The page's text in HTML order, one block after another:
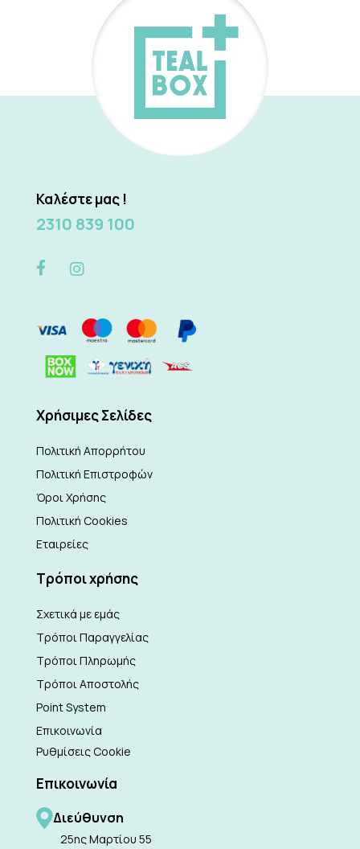
Καλέστε μας !
2310 839 100
Xρήσιμες Σελίδες
Πολιτική Απορρήτου
Πολιτική Επιστροφών
Όροι Χρήσης
Πολιτική Cookies
Εταιρείες
Τρόποι χρήσης
Σχετικά με εμάς
Τρόποι Παραγγελίας
Τρόποι Πληρωμής
Τρόποι Αποστολής
Point System
Επικοινωνία
Ρυθμίσεις Cookie
Επικοινωνία
Διεύθυνση
25ης Μαρτίου 55